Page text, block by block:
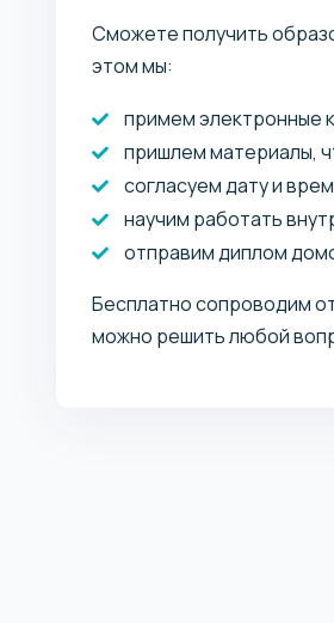
Сможете получить
этом мы:
примем электронные
пришлем материалы,
согласуем дату и
научим работать
отправим диплом
Бесплатно сопроводим
можно решить любой